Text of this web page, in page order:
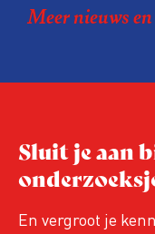
expertise te
was voor het
Meer nieuws
Sluit je aan
En vergroot je